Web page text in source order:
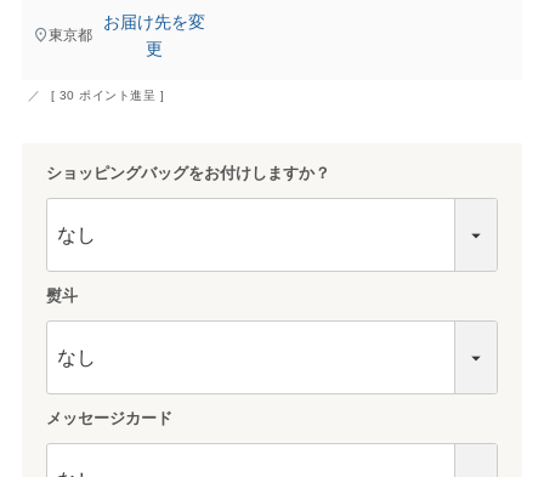
東京都
お届け先を変
更
[ 30 ポイント進呈 ]
ショッピングバッグをお付けしますか？
熨斗
メッセージカード